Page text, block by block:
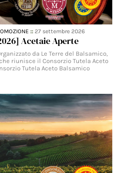
::27 settembre 2026
Acetaie Aperte
da Le Terre del Balsamico,
riunisce il Consorzio Tutela Aceto
Tutela Aceto Balsamico